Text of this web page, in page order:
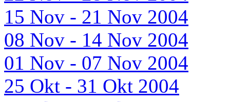
15 Nov - 21 Nov 2004
08 Nov - 14 Nov 2004
01 Nov - 07 Nov 2004
25 Okt - 31 Okt 2004